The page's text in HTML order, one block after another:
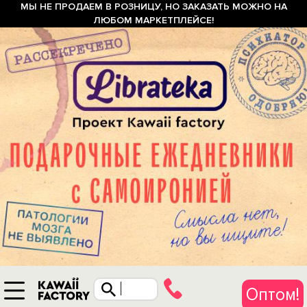
МЫ НЕ ПРОДАЕМ В РОЗНИЦУ, НО ЗАКАЗАТЬ МОЖНО НА
ЛЮБОМ МАРКЕТПЛЕЙСЕ!
Оптом!